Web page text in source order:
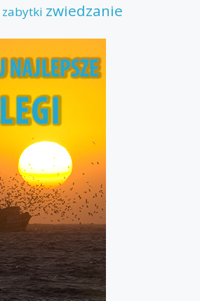
zabytki zwiedzanie